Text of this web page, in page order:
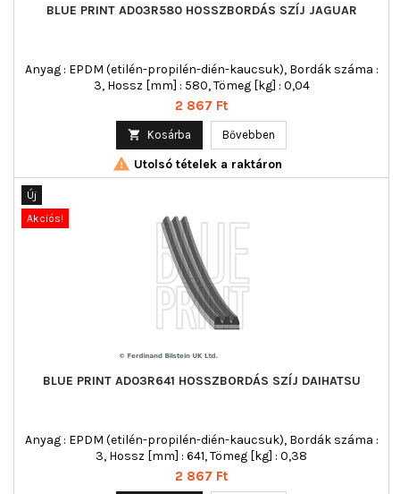
BLUE PRINT AD03R580 HOSSZBORDÁS SZÍJ JAGUAR
Anyag : EPDM (etilén-propilén-dién-kaucsuk), Bordák száma :
3, Hossz [mm] : 580, Tömeg [kg] : 0,04
Ár
2 867 Ft
 Kosárba Bővebben
 Utolsó tételek a raktáron
Új
Akciós!
BLUE PRINT AD03R641 HOSSZBORDÁS SZÍJ DAIHATSU
Anyag : EPDM (etilén-propilén-dién-kaucsuk), Bordák száma :
3, Hossz [mm] : 641, Tömeg [kg] : 0,38
Ár
2 867 Ft